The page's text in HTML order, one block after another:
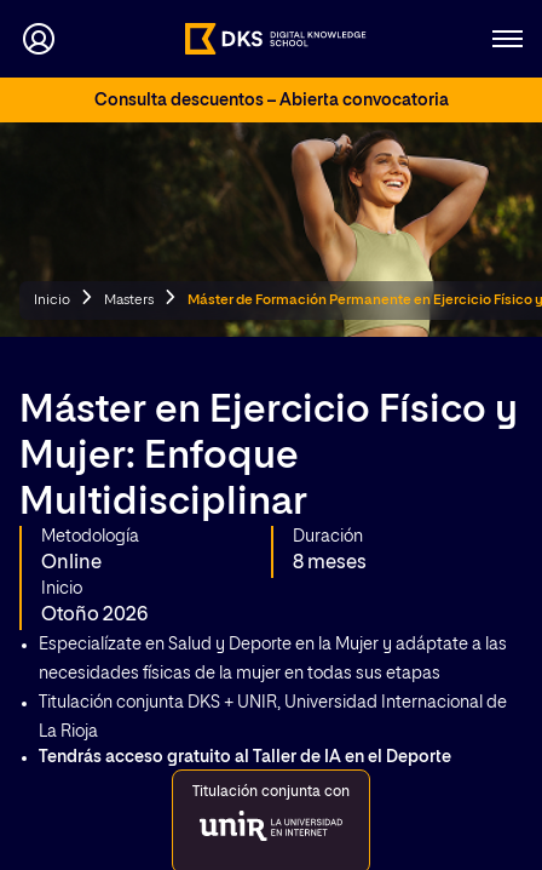
Consulta descuentos – Abierta convocatoria
Inicio Masters Máster de Formación Permanente en Ejercicio Físico
Máster en Ejercicio Físico y
Mujer: Enfoque
Multidisciplinar
Metodología
Online
Duración
8 meses
Inicio
Otoño 2026
Especialízate en Salud y Deporte en la Mujer y adáptate a las
necesidades físicas de la mujer en todas sus etapas
Titulación conjunta DKS + UNIR, Universidad Internacional de
La Rioja
Tendrás acceso gratuito al Taller de IA en el Deporte
Titulación conjunta con